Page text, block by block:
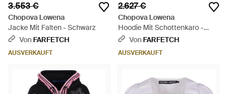
3.553 €
Chopova Lowena
Jacke Mit Falten - Schwarz
Von FARFETCH
AUSVERKAUFT
2.627 €
Chopova Lowena
Hoodie Mit Schottenkaro -
Schwarz
Von FARFETCH
AUSVERKAUFT